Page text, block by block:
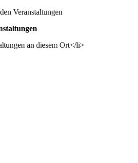
Veranstaltungen
an diesem Ort</li>